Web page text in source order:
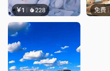
￥1 228 免费